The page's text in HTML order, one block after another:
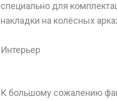
специально для
накладки на колёсных
Интерьер
К большому сожалению